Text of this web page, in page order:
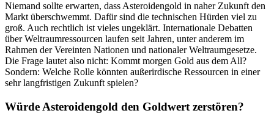
Niemand sollte erwarten, dass Asteroidengold in naher Zukunft den
Markt überschwemmt. Dafür sind die technischen Hürden viel zu
groß. Auch rechtlich ist vieles ungeklärt. Internationale Debatten
über Weltraumressourcen laufen seit Jahren, unter anderem im
Rahmen der Vereinten Nationen und nationaler Weltraumgesetze.
Die Frage lautet also nicht: Kommt morgen Gold aus dem All?
Sondern: Welche Rolle könnten außerirdische Ressourcen in einer
sehr langfristigen Zukunft spielen?
Würde Asteroidengold den Goldwert zerstören?